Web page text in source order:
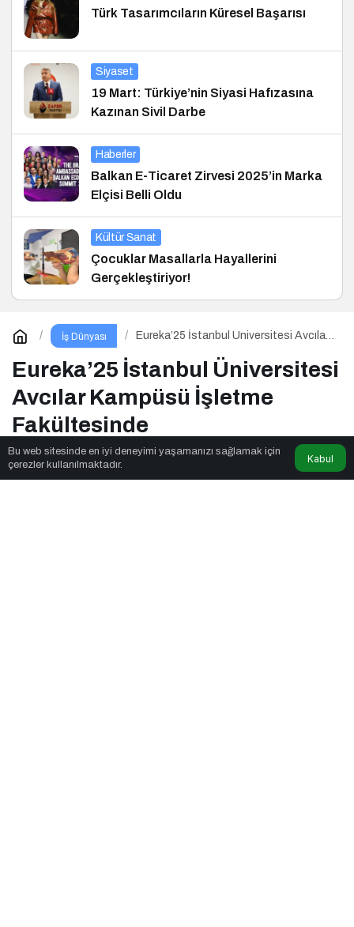
Türk Tasarımcıların Küresel Başarısı
Siyaset
19 Mart: Türkiye’nin Siyasi Hafızasına
Kazınan Sivil Darbe
Haberler
Balkan E-Ticaret Zirvesi 2025’in Marka
Elçisi Belli Oldu
Kültür Sanat
Çocuklar Masallarla Hayallerini
Gerçekleştiriyor!
İş Dünyası
Eureka’25 İstanbul Üniversitesi Avcılar
Eureka’25 İstanbul Üniversitesi
Avcılar Kampüsü İşletme
Fakültesinde
Bu web sitesinde en iyi deneyimi yaşamanızı sağlamak için
çerezler kullanılmaktadır.
Kabul